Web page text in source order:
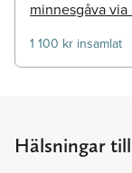
minnesgåva via
1 100 kr insamlat
Hälsningar